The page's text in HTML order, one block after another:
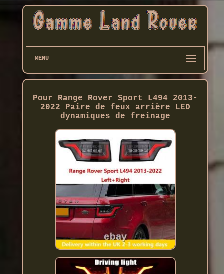
MENU
Pour Range Rover Sport L494 2013-
2022 Paire de feux arrière LED
dynamiques de freinage